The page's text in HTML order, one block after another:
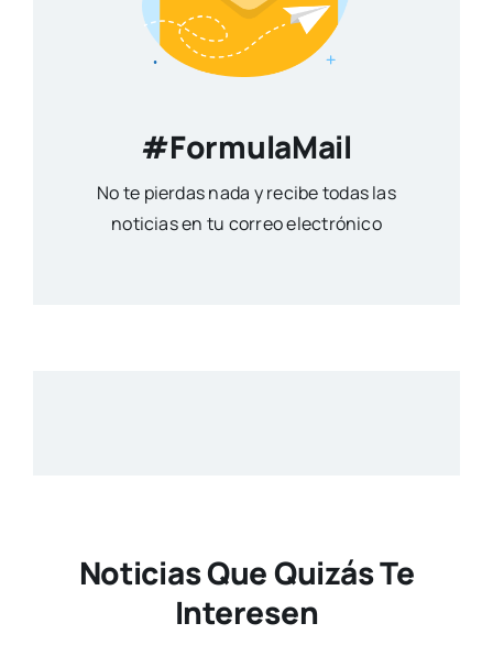
#FormulaMail
No te pierdas nada y recibe todas las
noticias en tu correo electrónico
Noticias Que Quizás Te
Interesen